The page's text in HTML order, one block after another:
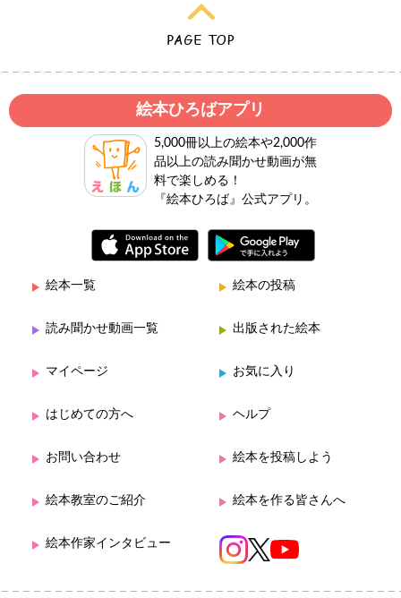
絵本ひろばアプリ
5,000冊以上の絵本や2,000作
品以上の読み聞かせ動画が無
料で楽しめる！
『絵本ひろば』公式アプリ。
絵本一覧 絵本の投稿
読み聞かせ動画一覧 出版された絵本
マイページ お気に入り
はじめての方へ ヘルプ
お問い合わせ 絵本を投稿しよう
絵本教室のご紹介 絵本を作る皆さんへ
絵本作家インタビュー